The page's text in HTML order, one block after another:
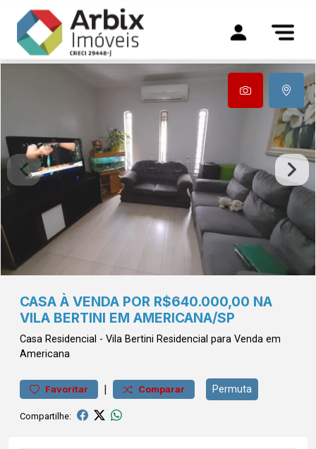
CASA À VENDA POR R$640.000,00 NA
VILA BERTINI EM AMERICANA/SP
Casa Residencial - Vila Bertini Residencial para Venda em
Americana
Favoritar | Comparar Permuta
Compartilhe: